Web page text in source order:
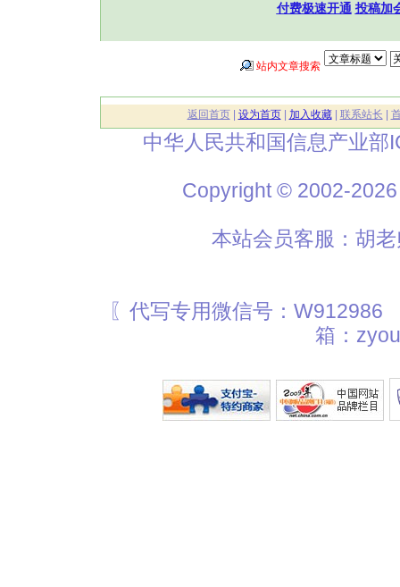
付费极速开通 投稿加
站内文章搜索
返回首页| 设为首页| 加入收藏| 联系站长
中华人民共和国信息产业部
Copyright © 2002-
本站会员客服：胡
〖代写专用微信号：
箱：